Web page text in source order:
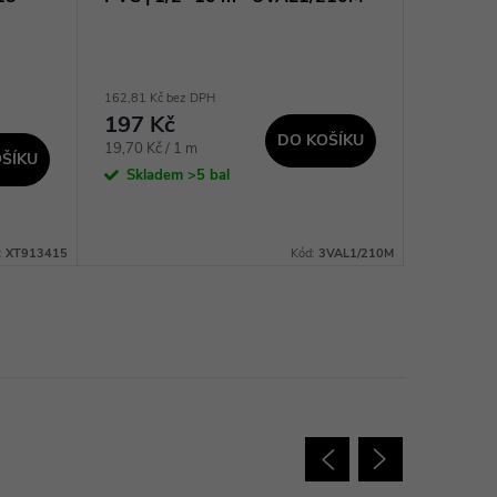
XT913415
162,81 Kč bez DPH
197 Kč
Měrná
cena:
19,70 Kč / 1 m
Skladem >5 bal
DO KOŠÍKU
Kód: 3VAL1/210M